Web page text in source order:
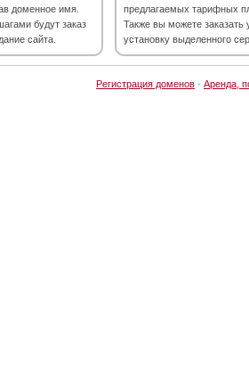
доменное имя.
будут заказ
сайта.
предлагаемых тарифных
Также вы можете заказать
установку выделенного
Регистрация доменов · Аренда,